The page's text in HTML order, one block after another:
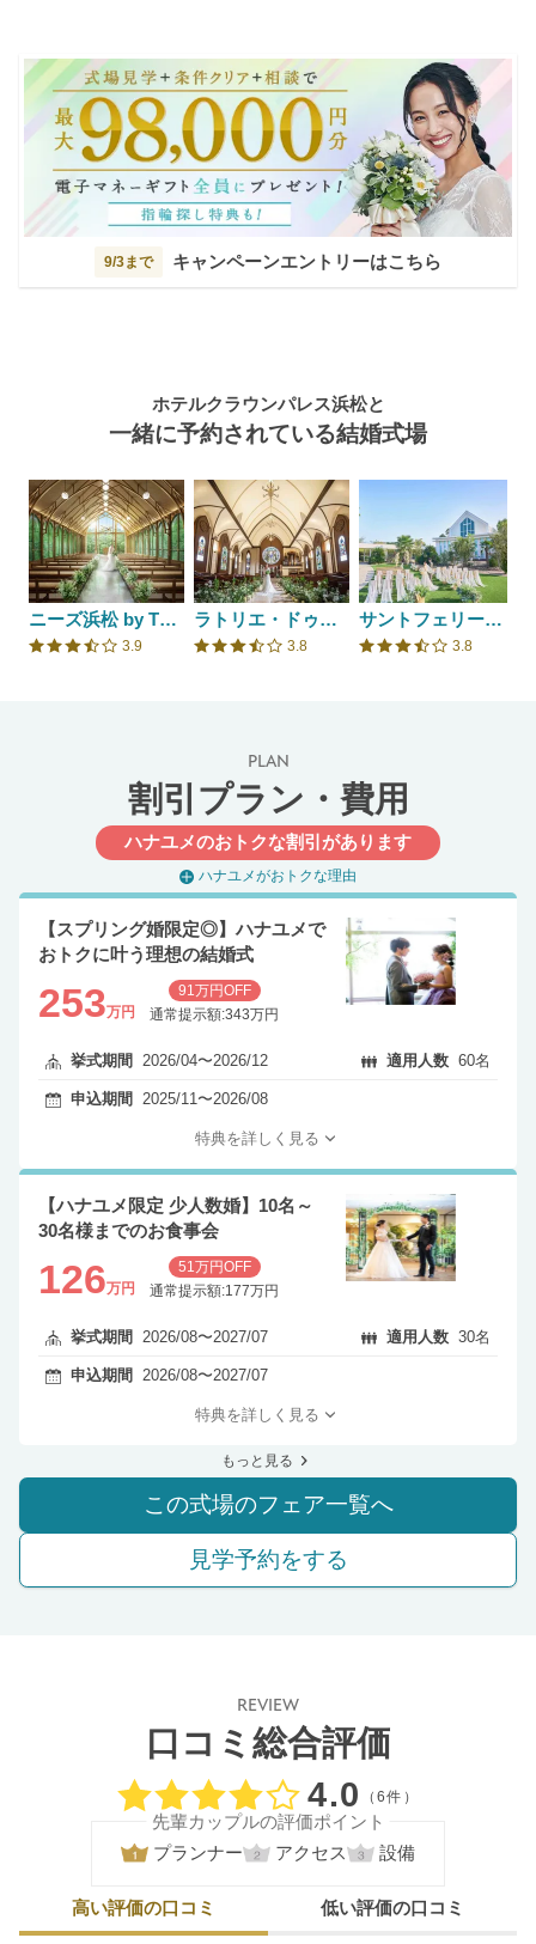
9/3まで キャンペーンエントリーはこちら
ホテルクラウンパレス浜松と
一緒に予約されている結婚式場
ニーズ浜松 by T&G WEDDING(旧 アーセンティア迎賓館 浜松)
口コミ評価
3.9
ラトリエ・ドゥ・マリエ
口コミ評価
3.8
サントフェリーチェ
口コミ評価
3.8
PLAN
割引プラン・費用
ハナユメのおトクな割引があります
ハナユメがおトクな理由
【スプリング婚限定◎】ハナユメで
おトクに叶う理想の結婚式
253万円
91万円OFF
通常提示額:343万円
挙式期間 2026/04〜2026/12 適用人数 60名
申込期間 2025/11〜2026/08
特典を詳しく見る
【ハナユメ限定 少人数婚】10名～
30名様までのお食事会
126万円
51万円OFF
通常提示額:177万円
挙式期間 2026/08〜2027/07 適用人数 30名
申込期間 2026/08〜2027/07
特典を詳しく見る
もっと見る
この式場のフェア一覧へ
見学予約をする
REVIEW
口コミ総合評価
口コミ評価
4.0 （6件）
先輩カップルの評価ポイント
プランナー
アクセス 設備
高い評価の口コミ 低い評価の口コミ